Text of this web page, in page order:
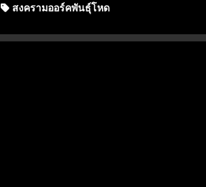
สงครามออร์คพันธุ์โหด